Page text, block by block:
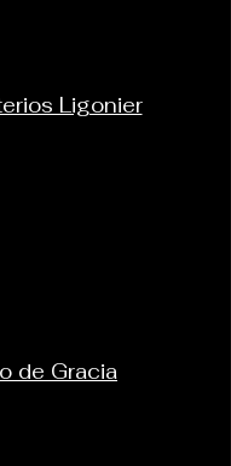
Ligonier
de Gracia